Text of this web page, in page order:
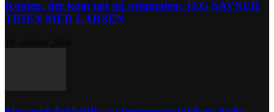
Kopien, der kom tæt på originalen: JEG SAVNER
TIDEN MED LARSEN